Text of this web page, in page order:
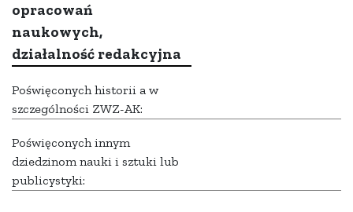
opracowań
naukowych,
działalność redakcyjna
Poświęconych historii a w
szczególności ZWZ-AK:
Poświęconych innym
dziedzinom nauki i sztuki lub
publicystyki: